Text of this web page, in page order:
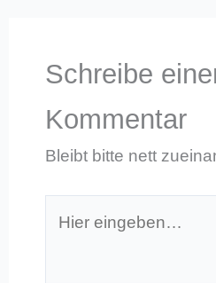
Schreibe
Kommentar
Bleibt bitte nett
eingeben…